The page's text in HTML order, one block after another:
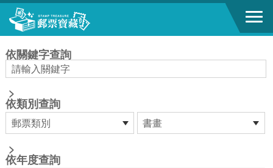
跳到主要內容區塊
依關鍵字查詢
>
依類別查詢
>
依年度查詢